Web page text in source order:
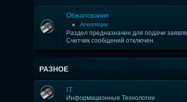
Обжалования
Апелляции
Раздел предназначен для подачи
Счетчик сообщений отключен.
РАЗНОЕ
IT
Информационные Технологии